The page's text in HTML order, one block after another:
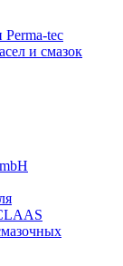
tec
и смазок